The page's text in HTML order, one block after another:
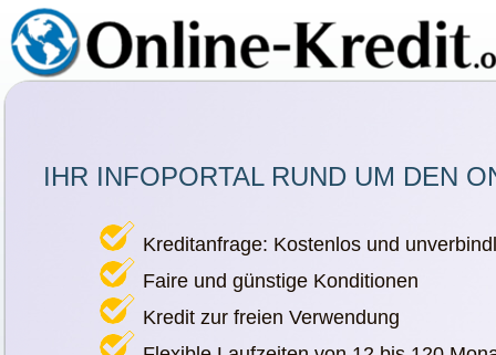
IHR INFOPORTAL RUND UM DEN
Kreditanfrage: Kostenlos und
Faire und günstige Konditionen
Kredit zur freien Verwendung